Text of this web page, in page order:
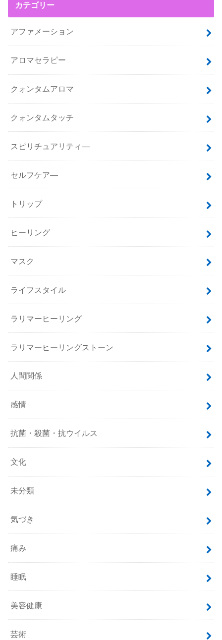
カテゴリー
アファメーション
アロマセラピー
クォンタムアロマ
クォンタムタッチ
スピリチュアリティ―
セルフケア―
トリップ
ヒーリング
マスク
ライフスタイル
ラリマーヒーリング
ラリマーヒーリングストーン
人間関係
感情
抗菌・殺菌・抗ウイルス
文化
未分類
気づき
痛み
睡眠
美容健康
芸術